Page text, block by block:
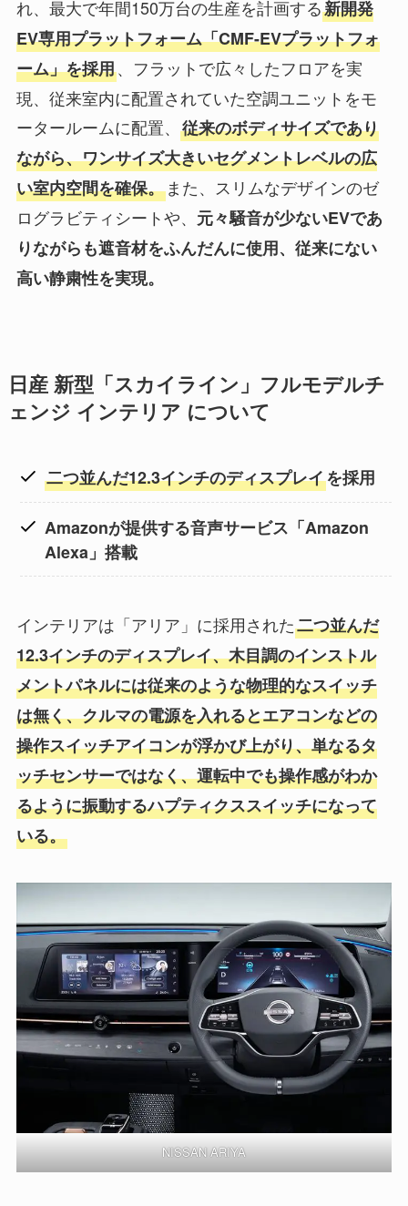
れ、最大で年間150万台の生産を計画する新開発
EV専用プラットフォーム「CMF-EVプラットフォ
ーム」を採用、フラットで広々したフロアを実
現、従来室内に配置されていた空調ユニットをモ
ータールームに配置、 従来のボディサイズであり
ながら、ワンサイズ大きいセグメントレベルの広
い室内空間を確保。また、スリムなデザインのゼ
ログラビティシートや、 元々騒音が少ないEVであ
りながらも遮音材をふんだんに使用、従来にない
高い静粛性を実現。
日産 新型「スカイライン」フルモデルチ
ェンジ インテリア について
二つ並んだ12.3インチのディスプレイを採用
Amazonが提供する音声サービス「Amazon
Alexa」搭載
インテリアは「アリア」に採用された二つ並んだ
12.3インチのディスプレイ、木目調のインストル
メントパネルには従来のような物理的なスイッチ
は無く、クルマの電源を入れるとエアコンなどの
操作スイッチアイコンが浮かび上がり、単なるタ
ッチセンサーではなく、運転中でも操作感がわか
るように振動するハプティクススイッチになって
いる。
NISSAN ARIYA